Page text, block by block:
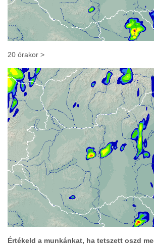
20 órakor >
Értékeld a munkánkat, ha tetszett oszd